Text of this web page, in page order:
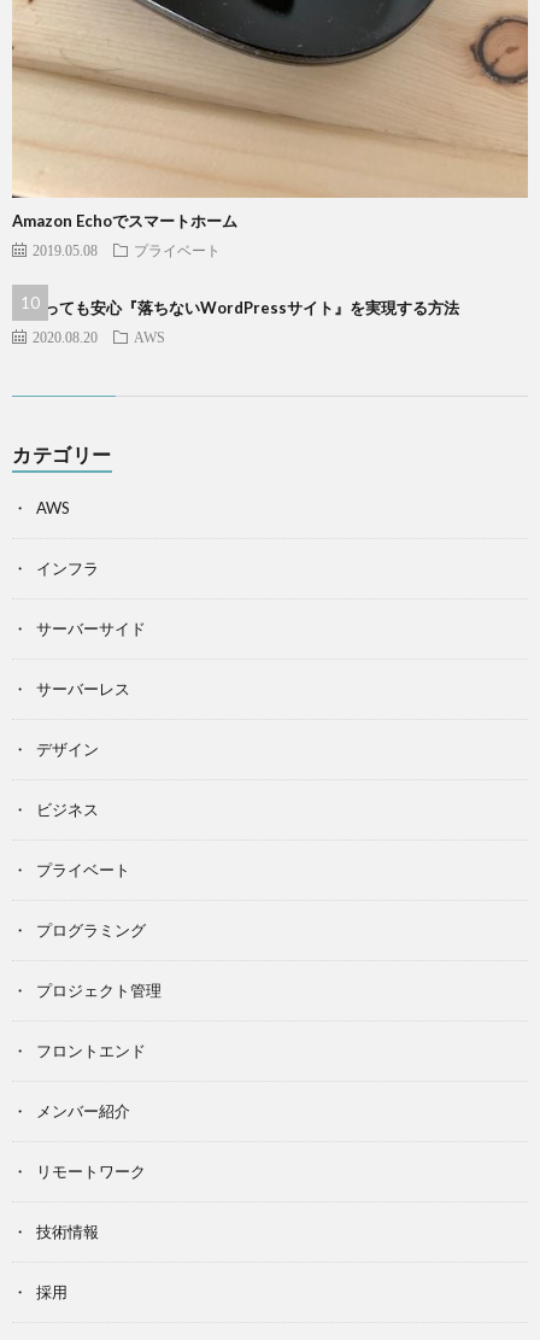
Amazon Echoでスマートホーム
2019.05.08 プライベート
バズっても安心『落ちないWordPressサイト』を実現する方法
2020.08.20 AWS
カテゴリー
AWS
インフラ
サーバーサイド
サーバーレス
デザイン
ビジネス
プライベート
プログラミング
プロジェクト管理
フロントエンド
メンバー紹介
リモートワーク
技術情報
採用